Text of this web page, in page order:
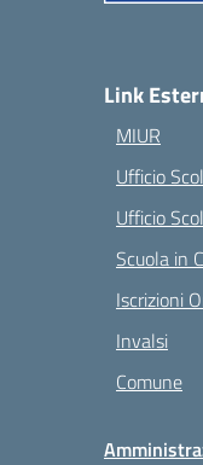
Link
MIUR
Ufficio
Ufficio
Scuola in
Iscrizioni
Invalsi
Comune